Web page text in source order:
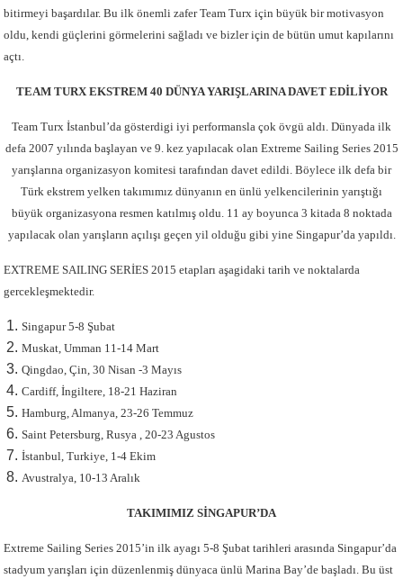
bitirmeyi başardılar. Bu ilk önemli zafer Team Turx için büyük bir motivasyon
oldu, kendi güçlerini görmelerini sağladı ve bizler için de bütün umut kapılarını
açtı.
TEAM TURX EKSTREM 40 DÜNYA YARIŞLARINA DAVET EDİLİYOR
Team Turx İstanbul’da gösterdigi iyi performansla çok övgü aldı. Dünyada ilk
defa 2007 yılında başlayan ve 9. kez yapılacak olan Extreme Sailing Series 2015
yarışlarına organizasyon komitesi tarafından davet edildi. Böylece ilk defa bir
Türk ekstrem yelken takımımız dünyanın en ünlü yelkencilerinin yarıştığı
büyük organizasyona resmen katılmış oldu. 11 ay boyunca 3 kitada 8 noktada
yapılacak olan yarışların açılışı geçen yil olduğu gibi yine Singapur’da yapıldı.
EXTREME SAILING SERİES 2015 etapları aşagidaki tarih ve noktalarda
gercekleşmektedir.
Singapur 5-8 Şubat
Muskat, Umman 11-14 Mart
Qingdao, Çin, 30 Nisan -3 Mayıs
Cardiff, İngiltere, 18-21 Haziran
Hamburg, Almanya, 23-26 Temmuz
Saint Petersburg, Rusya , 20-23 Agustos
İstanbul, Turkiye, 1-4 Ekim
Avustralya, 10-13 Aralık
TAKIMIMIZ SİNGAPUR’DA
Extreme Sailing Series 2015’in ilk ayagı 5-8 Şubat tarihleri arasında Singapur’da
stadyum yarışları için düzenlenmiş dünyaca ünlü Marina Bay’de başladı. Bu üst